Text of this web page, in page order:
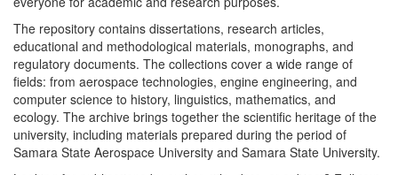
The repository contains dissertations, research articles,
educational and methodological materials, monographs, and
regulatory documents. The collections cover a wide range of
fields: from aerospace technologies, engine engineering, and
computer science to history, linguistics, mathematics, and
ecology. The archive brings together the scientific heritage of the
university, including materials prepared during the period of
Samara State Aerospace University and Samara State University.